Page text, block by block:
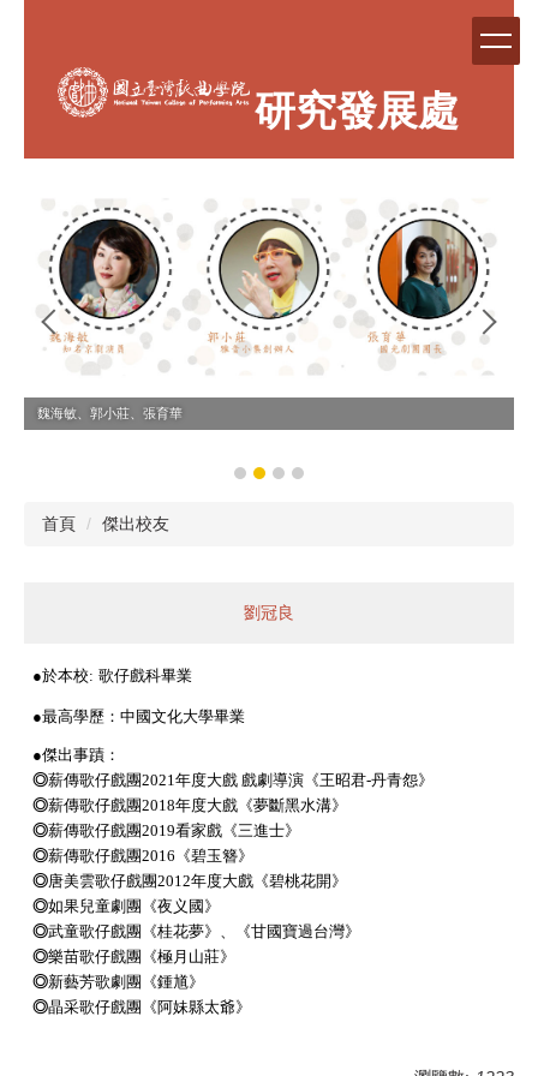
研究發展處
魏海敏、郭小莊、張育華
首頁 傑出校友
劉冠良
●於本校: 歌仔戲科畢業
●最高學歷：中國文化大學畢業
●傑出事蹟：
◎薪傳歌仔戲團2021年度大戲 戲劇導演《王昭君-丹青怨》
◎薪傳歌仔戲團2018年度大戲《夢斷黑水溝》
◎薪傳歌仔戲團2019看家戲《三進士》
◎薪傳歌仔戲團2016《碧玉簪》
◎唐美雲歌仔戲團2012年度大戲《碧桃花開》
◎如果兒童劇團《夜义國》
◎武童歌仔戲團《桂花夢》、《甘國寶過台灣》
◎樂苗歌仔戲團《極月山莊》
◎新藝芳歌劇團《鍾馗》
◎晶采歌仔戲團《阿妹縣太爺》